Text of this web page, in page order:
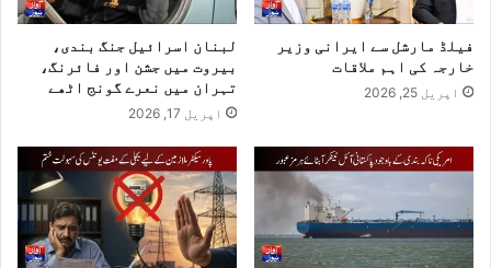
فیلڈ مارشل سے ایرانی وزیر
خارجہ کی اہم ملاقات
اپریل 25, 2026
لبنان اسرائیل جنگ بندی،
بیروت میں جشن اور فائرنگ،
تہران میں نعرے گونج اٹھے
اپریل 17, 2026